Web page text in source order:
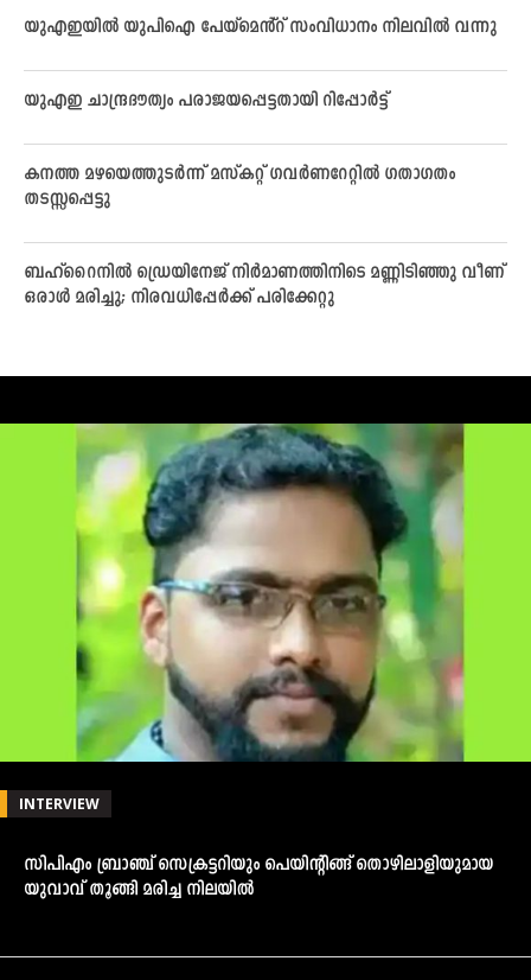
യുഎഇയിൽ യുപിഐ പേയ്മെൻ്റ് സംവിധാനം നിലവിൽ വന്നു
യുഎഇ ചാന്ദ്രദൗത്യം പരാജയപ്പെട്ടതായി റിപ്പോര്‍ട്ട്
കനത്ത മഴയെത്തുടര്‍ന്ന് മസ്കറ്റ് ഗവര്‍ണറേറ്റില്‍ ഗതാഗതം
തടസ്സപ്പെട്ടു
ബഹ്റൈനില്‍ ഡ്രെയിനേജ് നിര്‍മാണത്തിനിടെ മണ്ണിടിഞ്ഞു വീണ്
ഒരാള്‍ മരിച്ചു; നിരവധിപ്പേര്‍ക്ക് പരിക്കേറ്റു
INTERVIEW
സിപിഎം ബ്രാഞ്ച് സെക്രട്ടറിയും പെയിന്റിങ്ങ് തൊഴിലാളിയുമായ
യുവാവ് തൂങ്ങി മരിച്ച നിലയില്‍